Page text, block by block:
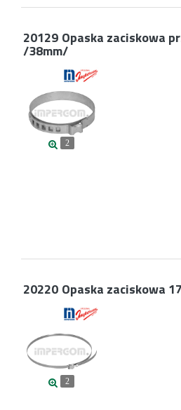
20129 Opaska zaciskowa
/38mm/
2
20220 Opaska zaciskowa
2